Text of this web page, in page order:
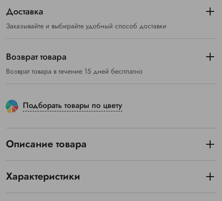
Доставка
Заказывайте и выбирайте удобный способ доставки
Возврат товара
Возврат товара в течение 15 дней бесплатно
Подборать товары по цвету
Описание товара
Характеристики